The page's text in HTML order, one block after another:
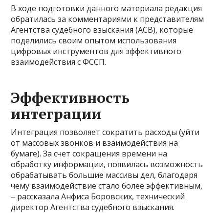
В ходе подготовки данного материала редакция
обратилась за комментариями к представителям
Агентства судебного взыскания (АСВ), которые
поделились своим опытом использования
цифровых инструментов для эффективного
взаимодействия с ФССП.
Эффективность
интеграции
Интеграция позволяет сократить расходы (уйти
от массовых звонков и взаимодействия на
бумаге). За счет сокращения времени на
обработку информации, появилась возможность
обрабатывать большие массивы дел, благодаря
чему взаимодействие стало более эффективным,
– рассказала Анфиса Боровских, технический
директор Агентства судебного взыскания.